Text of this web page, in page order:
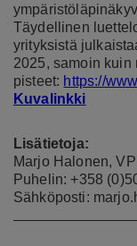
Täydellinen
yrityksistä
2025, samoin
pisteet: https://
Kuvalinkki
Lisätietoja:
Marjo Halonen,
Puhelin: +358
Sähköposti: